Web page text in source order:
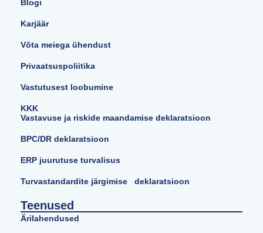
Blogi
Karjäär
Võta meiega ühendust
Privaatsuspoliitika
Vastutusest loobumine
KKK
Vastavuse ja riskide maandamise deklaratsioon
BPC/DR deklaratsioon
ERP juurutuse turvalisus
Turvastandardite järgimise deklaratsioon
Teenused
Ärilahendused